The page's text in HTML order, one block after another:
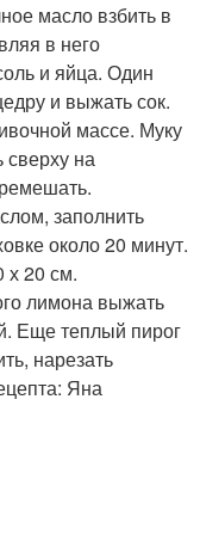
масло взбить в
в него
и яйца. Один
и выжать сок.
массе. Муку
сверху на
заполнить
около 20 минут.
х 20 см.
лимона выжать
Еще теплый пирог
нарезать
Яна